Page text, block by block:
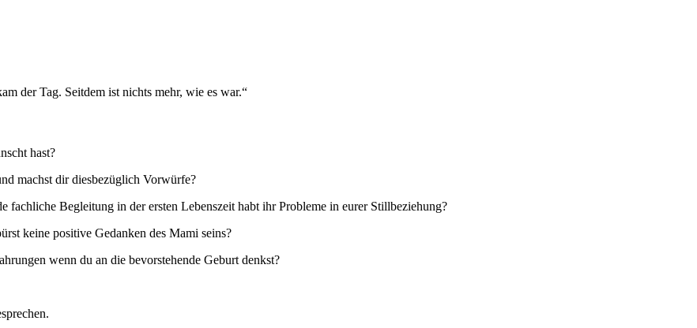
der Tag. Seitdem ist nichts mehr, wie es war.“
hast?
machst dir diesbezüglich Vorwürfe?
fachliche Begleitung in der ersten Lebenszeit habt ihr Probleme in eurer Stillbeziehung?
keine positive Gedanken des Mami seins?
wenn du an die bevorstehende Geburt denkst?